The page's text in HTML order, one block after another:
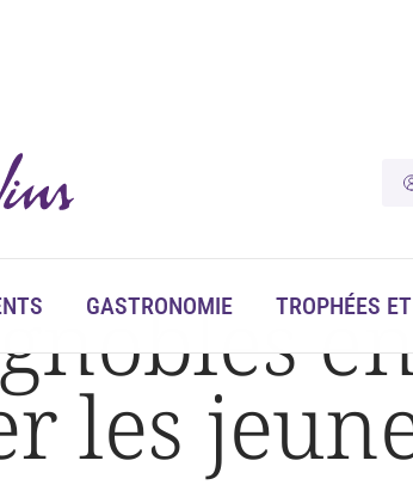
GASTRONOMIE TROPHÉES
les